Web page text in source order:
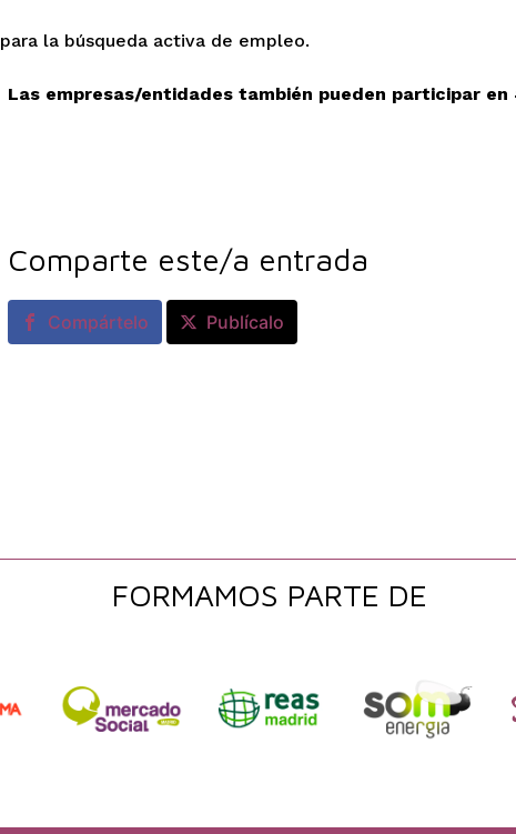
la búsqueda activa de empleo.
Las empresas/entidades también pueden participar en
Comparte este/a entrada
Compártelo Publícalo
FORMAMOS PARTE DE